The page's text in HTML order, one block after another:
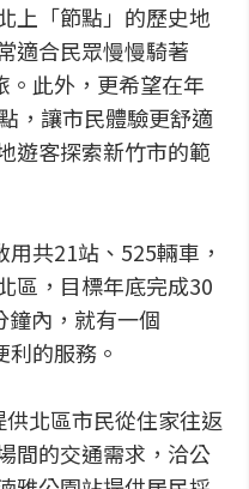
上「節點」的歷史地
適合民眾慢慢騎著
。此外，更希望在年
，讓市民體驗更舒適
遊客探索新竹市的範
共21站、525輛車，
區，目標年底完成30
鐘內，就有一個
的服務。
北區市民從住家往返
間的交通需求，洽公